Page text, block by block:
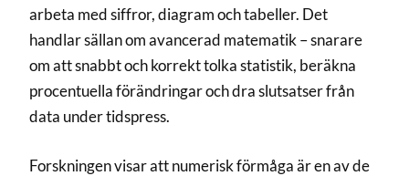
arbeta med siffror, diagram och tabeller. Det
handlar sällan om avancerad matematik – snarare
om att snabbt och korrekt tolka statistik, beräkna
procentuella förändringar och dra slutsatser från
data under tidspress.
Forskningen visar att numerisk förmåga är en av de